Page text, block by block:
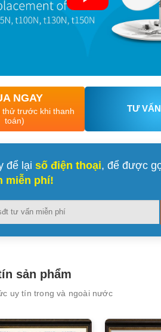
NGAY
trước khi thanh
toán)
TƯ
để lại số điện thoại, để được
miễn phí!
sản phẩm
uy tín trong và ngoài nước
XEM